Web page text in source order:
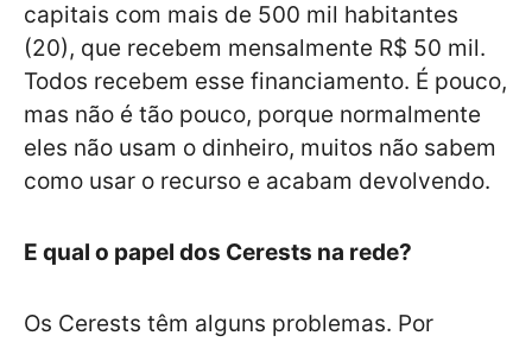
capitais com mais de 500 mil habitantes
(20), que recebem mensalmente R$ 50 mil.
Todos recebem esse financiamento. É pouco,
mas não é tão pouco, porque normalmente
eles não usam o dinheiro, muitos não sabem
como usar o recurso e acabam devolvendo.
E qual o papel dos Cerests na rede?
Os Cerests têm alguns problemas. Por